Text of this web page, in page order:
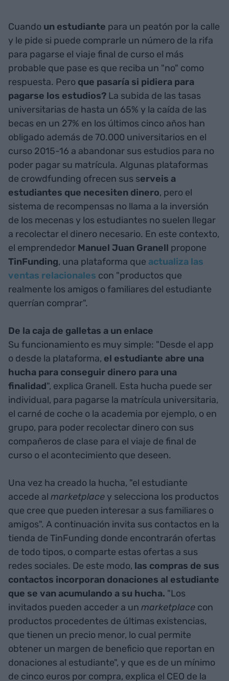
Cuando un estudiante para un peatón por la calle
y le pide si puede comprarle un número de la rifa
para pagarse el viaje final de curso el más
probable que pase es que reciba un "no" como
respuesta. Pero que pasaría si pidiera para
pagarse los estudios? La subida de las tasas
universitarias de hasta un 65% y la caída de las
becas en un 27% en los últimos cinco años han
obligado además de 70.000 universitarios en el
curso 2015-16 a abandonar sus estudios para no
poder pagar su matrícula. Algunas plataformas
de crowdfunding ofrecen sus serveis a
estudiantes que necesiten dinero, pero el
sistema de recompensas no llama a la inversión
de los mecenas y los estudiantes no suelen llegar
a recolectar el dinero necesario. En este contexto,
el emprendedor Manuel Juan Granell propone
TinFunding, una plataforma que actualiza las
ventas relacionales con "productos que
realmente los amigos o familiares del estudiante
querrían comprar".
De la caja de galletas a un enlace
Su funcionamiento es muy simple: "Desde el app
o desde la plataforma, el estudiante abre una
hucha para conseguir dinero para una
finalidad", explica Granell. Esta hucha puede ser
individual, para pagarse la matrícula universitaria,
el carné de coche o la academia por ejemplo, o en
grupo, para poder recolectar dinero con sus
compañeros de clase para el viaje de final de
curso o el acontecimiento que deseen.
Una vez ha creado la hucha, "el estudiante
accede al marketplace y selecciona los productos
que cree que pueden interesar a sus familiares o
amigos". A continuación invita sus contactos en la
tienda de TinFunding donde encontrarán ofertas
de todo tipos, o comparte estas ofertas a sus
redes sociales. De este modo, las compras de sus
contactos incorporan donaciones al estudiante
que se van acumulando a su hucha. "Los
invitados pueden acceder a un marketplace con
productos procedentes de últimas existencias,
que tienen un precio menor, lo cual permite
obtener un margen de beneficio que reportan en
donaciones al estudiante", y que es de un mínimo
de cinco euros por compra, explica el CEO de la